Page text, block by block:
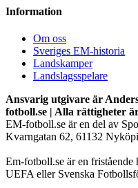
Information
Om oss
Sveriges EM-historia
Landskamper
Landslagsspelare
Ansvarig utgivare är
fotboll.se | Alla rättigheter
EM-fotboll.se är en del av
Kvarngatan 62, 61132
Em-fotboll.se är en
UEFA eller Svenska